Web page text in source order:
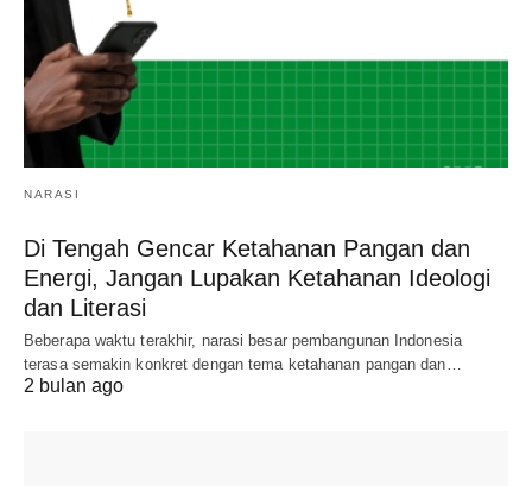
NARASI
Di Tengah Gencar Ketahanan Pangan dan
Energi, Jangan Lupakan Ketahanan Ideologi
dan Literasi
Beberapa waktu terakhir, narasi besar pembangunan Indonesia
terasa semakin konkret dengan tema ketahanan pangan dan…
2 bulan ago